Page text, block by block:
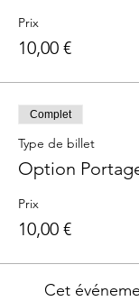
Prix
10,00 €
Complet
Type de billet
Option
Prix
10,00 €
Cet